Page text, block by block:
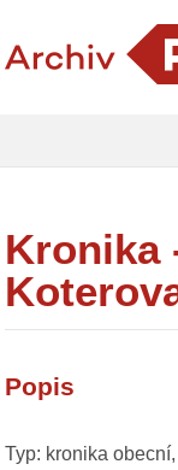
Kronika
Popis
Typ: kronika